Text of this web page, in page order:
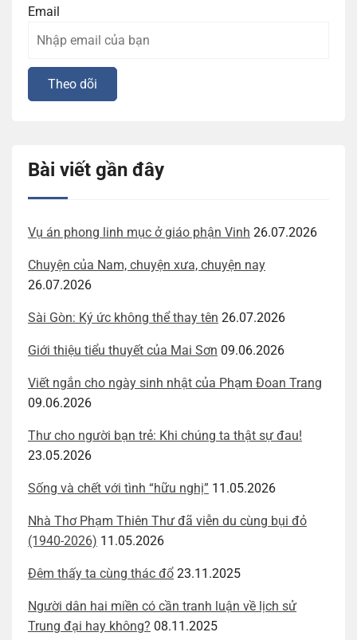
Email
Bài viết gần đây
Vụ án phong linh mục ở giáo phận Vinh 26.07.2026
Chuyện của Nam, chuyện xưa, chuyện nay
26.07.2026
Sài Gòn: Ký ức không thể thay tên 26.07.2026
Giới thiệu tiểu thuyết của Mai Sơn 09.06.2026
Viết ngắn cho ngày sinh nhật của Phạm Đoan Trang
09.06.2026
Thư cho người bạn trẻ: Khi chúng ta thật sự đau!
23.05.2026
Sống và chết với tình “hữu nghị” 11.05.2026
Nhà Thơ Phạm Thiên Thư đã viễn du cùng bụi đỏ
(1940-2026) 11.05.2026
Đêm thấy ta cùng thác đổ 23.11.2025
Người dân hai miền có cần tranh luận về lịch sử
Trung đại hay không? 08.11.2025